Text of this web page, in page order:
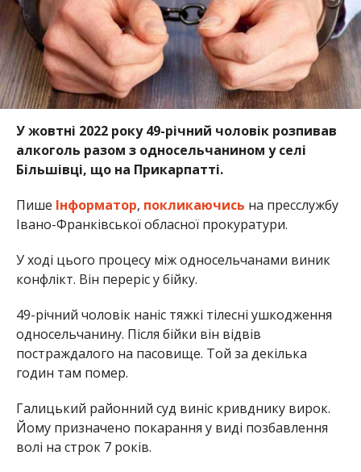
У жовтні 2022 року 49-річний чоловік розпивав
алкоголь разом з односельчанином у селі
Більшівці, що на Прикарпатті.
Пише Інформатор, покликаючись на пресслужбу
Івано-Франківської обласної прокуратури.
У ході цього процесу між односельчанами виник
конфлікт. Він переріс у бійку.
49-річний чоловік наніс тяжкі тілесні ушкодження
односельчанину. Після бійки він відвів
постраждалого на пасовище. Той за декілька
годин там помер.
Галицький районний суд виніс кривднику вирок.
Йому призначено покарання у виді позбавлення
волі на строк 7 років.